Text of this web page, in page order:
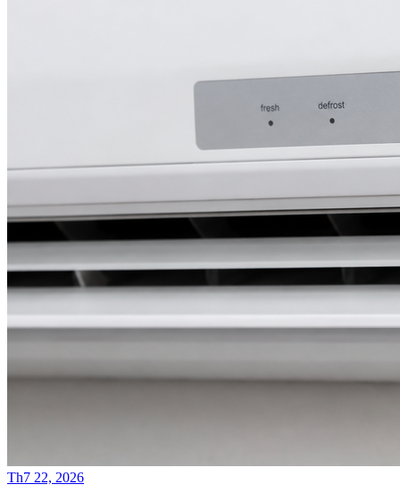
Th7 22, 2026